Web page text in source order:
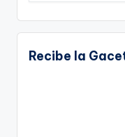
Recibe la